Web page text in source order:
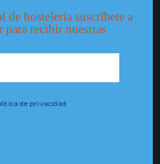
de hostelería suscríbete a
para recibir nuestras
de privacidad